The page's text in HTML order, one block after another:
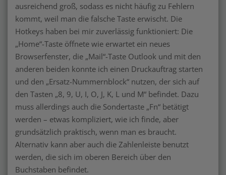
ausreichend groß, sodass es nicht häufig zu Fehlern
kommt, weil man die falsche Taste erwischt. Die
Hotkeys haben bei mir zuverlässig funktioniert: Die
„Home“-Taste öffnete wie erwartet ein neues
Browserfenster, die „Mail“-Taste Outlook und mit den
anderen beiden konnte ich einen Druckauftrag starten
und den „Ersatz-Nummernblock“ nutzen, der sich auf
den Tasten „8, 9, U, I, O, J, K, L und M“ befindet. Dazu
muss allerdings auch die Sondertaste „Fn“ betätigt
werden – etwas kompliziert, wie ich finde, aber
grundsätzlich praktisch, wenn man es braucht.
Alternativ kann aber auch die Zahlenleiste benutzt
werden, die sich im oberen Bereich über den
Buchstaben befindet.